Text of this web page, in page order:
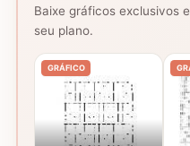
Baixe gráficos exclusivos
seu plano.
GRÁFICO